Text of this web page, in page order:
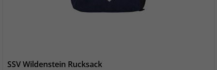
SSV Wildenstein Rucksack